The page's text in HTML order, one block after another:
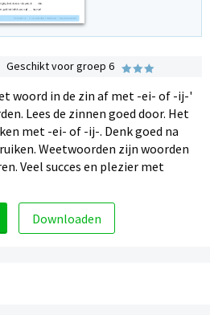
voor groep 6
woord in de zin af met -ei- of -ij-'
Lees de zinnen goed door. Het
met -ei- of -ij-. Denk goed na
Weetwoorden zijn woorden
Veel succes en plezier met
Downloaden